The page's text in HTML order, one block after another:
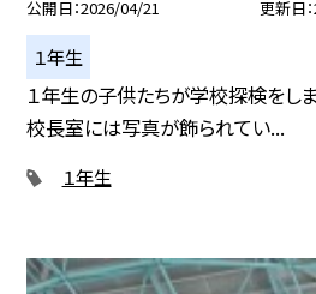
公開日 2026/04/21 更新日
１年生
１年生の子供たちが学校探検をしま
校長室には写真が飾られてい...
１年生